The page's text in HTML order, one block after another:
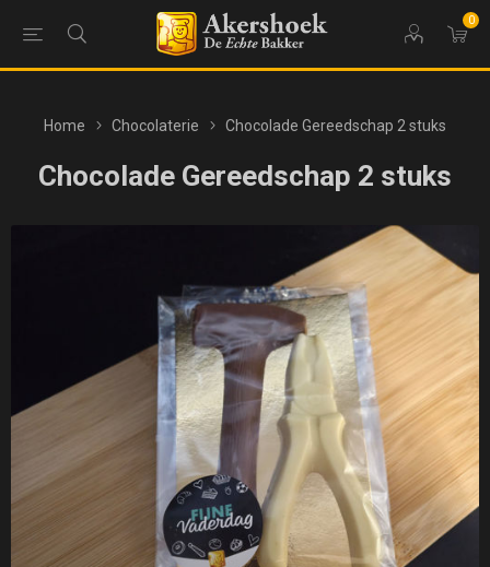
0
Home Chocolaterie Chocolade Gereedschap 2 stuks
Chocolade Gereedschap 2 stuks